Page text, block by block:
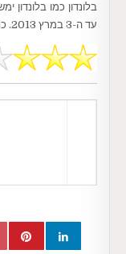
בלונדון כמו בלונדון
עד ה-3 במרץ 2013. כניסה חינם.